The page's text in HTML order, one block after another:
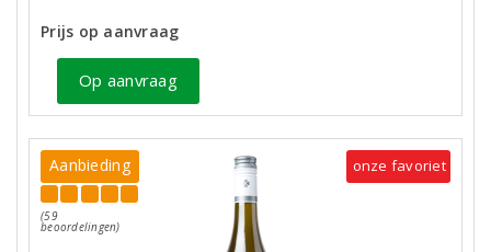
Prijs op aanvraag
Op aanvraag
Aanbieding
(59
beoordelingen)
onze favoriet